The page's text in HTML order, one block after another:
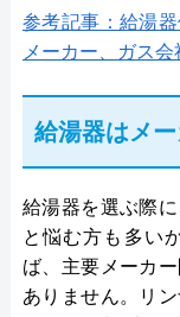
参考記事：給湯
メーカー、ガス会
給湯器はメ
給湯器を選ぶ際
と悩む方も多い
ば、主要メーカ
ありません。リ